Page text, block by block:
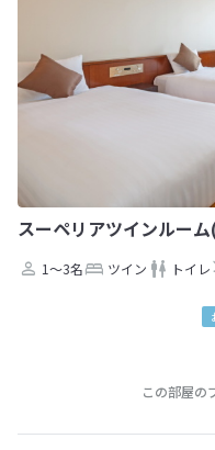
スーペリアツインルー
1～3名 ツイン トイレ
この部屋の